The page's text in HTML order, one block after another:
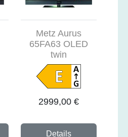
Metz Aurus
65FA63 OLED
twin
2999,00 €
Details